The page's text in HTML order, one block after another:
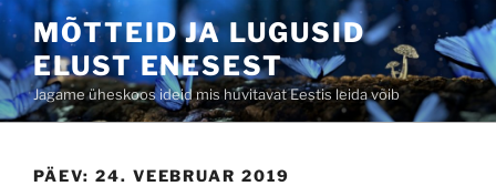
Skip
to
content
MÕTTEID JA LUGUSID
ELUST ENESEST
Jagame üheskoos ideid mis huvitavat Eestis leida võib
PÄEV: 24. VEEBRUAR 2019